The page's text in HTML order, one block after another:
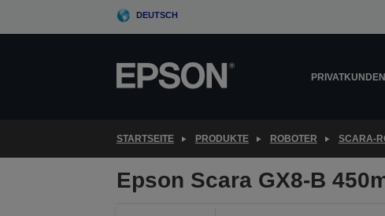
DEUTSCH
PRIVATKUNDEN
STARTSEITE PRODUKTE ROBOTER SCARA-
Epson Scara GX8-B